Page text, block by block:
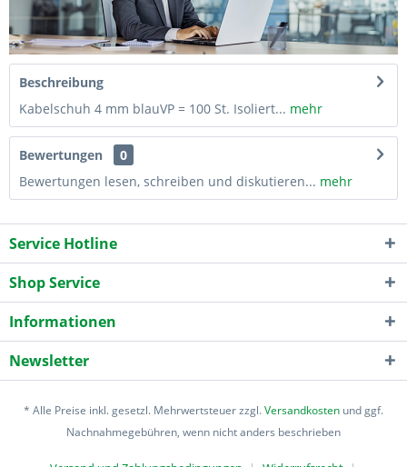
Beschreibung
Kabelschuh 4 mm blauVP = 100 St. Isoliert... mehr
Bewertungen
0
Bewertungen lesen, schreiben und diskutieren... mehr
Service Hotline
Shop Service
Informationen
Newsletter
* Alle Preise inkl. gesetzl. Mehrwertsteuer zzgl.Versandkosten und ggf.
Nachnahmegebühren, wenn nicht anders beschrieben